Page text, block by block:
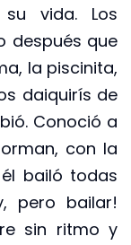
vida. Los
después que
la piscinita,
daiquirís de
Conoció a
con la
bailó todas
pero bailar!
sin ritmo y